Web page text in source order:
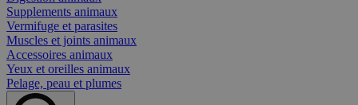
Supplements animaux
Vermifuge et parasites
Muscles et joints animaux
Accessoires animaux
Yeux et oreilles animaux
Pelage, peau et plumes